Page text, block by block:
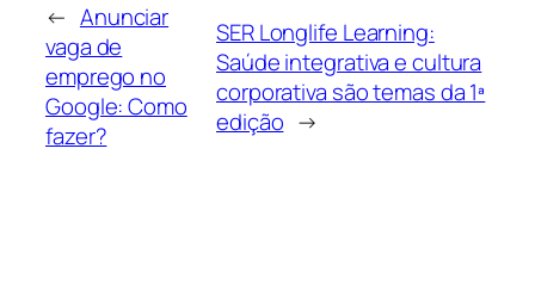
← Anunciar
vaga de
emprego no
Google: Como
fazer?
SER Longlife Learning:
Saúde integrativa e cultura
corporativa são temas da 1ª
edição →